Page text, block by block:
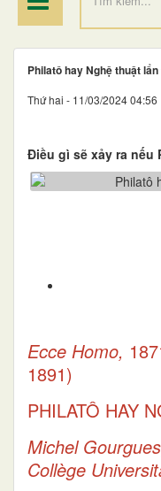
Philatô hay Nghệ thuật
Thứ hai - 11/03/2024 04:56
Điều gì sẽ xảy ra nếu
Ecce Homo,
1891)
PHILATÔ HAY
Michel
Collège